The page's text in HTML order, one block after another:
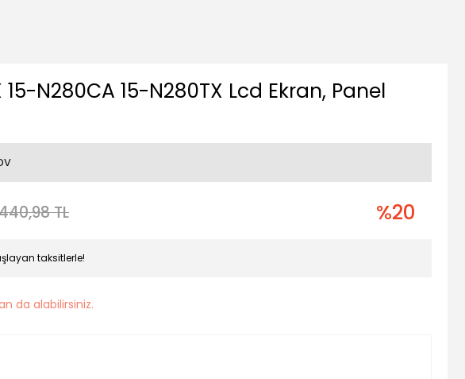
15-N280CA 15-N280TX Lcd Ekran, Panel
TL %20
taksitlerle!
da alabilirsiniz.